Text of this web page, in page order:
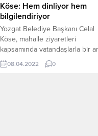
Köse: Hem dinliyor hem
bilgilendiriyor
Yozgat Belediye Başkanı Celal
Köse, mahalle ziyaretleri
kapsamında vatandaşlarla bir
gelerek sorunları yerinde
yapılan ve yapılması planlanan
08.04.2022 0